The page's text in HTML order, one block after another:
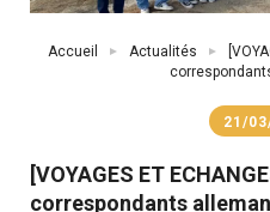
FilAccueil Actualités
21/
[VOYAGES ET
correspondants